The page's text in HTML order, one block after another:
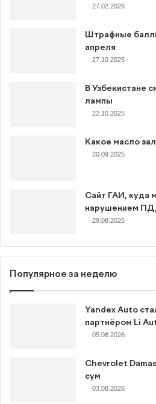
27.02.2026
Штрафные
апреля
27.10.2025
В Узбекистане
лампы
22.10.2025
Какое масло
20.09.2025
Сайт ГАИ, куда
нарушением
29.08.2025
Популярное за неделю
Yandex Auto
партнёром Li
05.08.2026
Chevrolet
сум
03.08.2026